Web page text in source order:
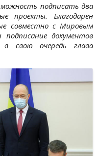
подписать два
проекты. Благодарен
совместно с Мировым
документов
свою очередь глава